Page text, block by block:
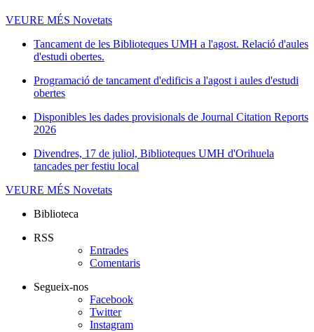
VEURE MÉS Novetats
Tancament de les Biblioteques UMH a l'agost. Relació d'aules
d'estudi obertes.
Programació de tancament d'edificis a l'agost i aules d'estudi
obertes
Disponibles les dades provisionals de Journal Citation Reports
2026
Divendres, 17 de juliol, Biblioteques UMH d'Orihuela
tancades per festiu local
VEURE MÉS Novetats
Biblioteca
RSS
Entrades
Comentaris
Segueix-nos
Facebook
Twitter
Instagram